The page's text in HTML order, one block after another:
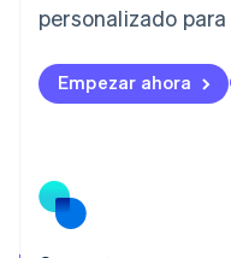
personalizado
Empezar ahora
Lituania
Luxemburgo
FrançaisDeutsch
Malasia
México
Español